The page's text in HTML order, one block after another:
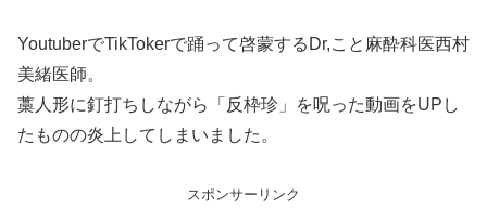
YoutuberでTikTokerで踊って啓蒙するDr,こと麻酔科医西村
美緒医師。
藁人形に釘打ちしながら「反枠珍」を呪った動画をUPし
たものの炎上してしまいました。
スポンサーリンク